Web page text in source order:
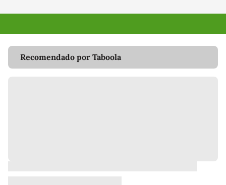
Recomendado por Taboola